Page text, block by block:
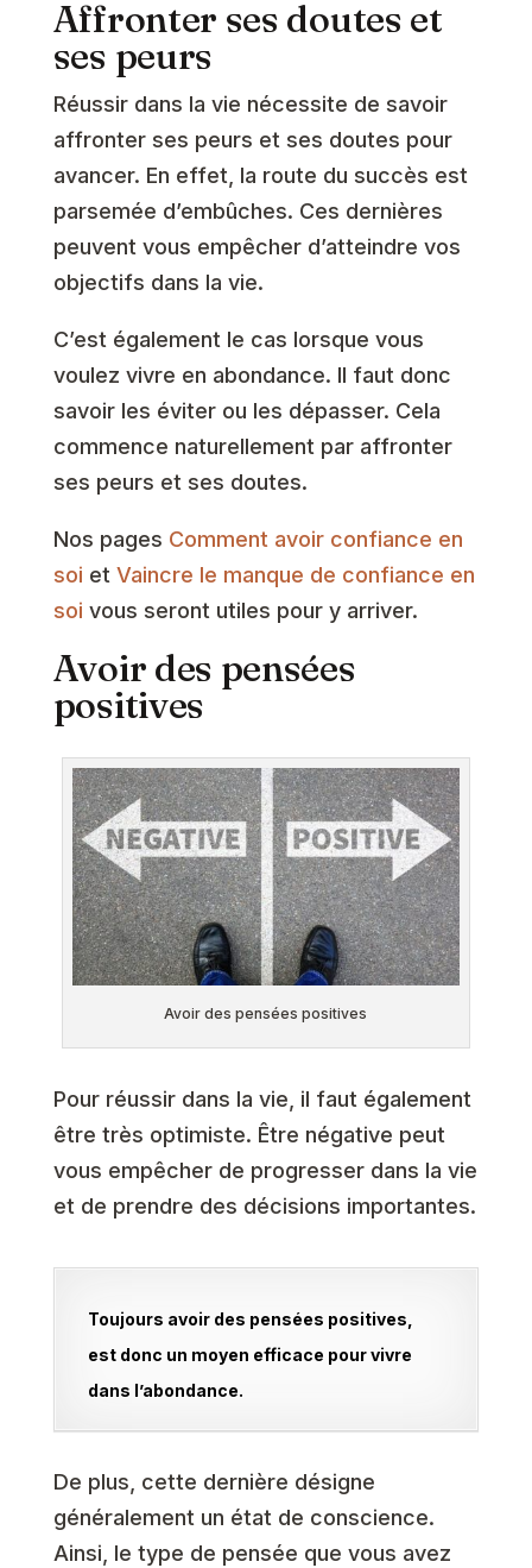
Affronter ses doutes et
ses peurs
Réussir dans la vie nécessite de savoir
affronter ses peurs et ses doutes pour
avancer. En effet, la route du succès est
parsemée d’embûches. Ces dernières
peuvent vous empêcher d’atteindre vos
objectifs dans la vie.
C’est également le cas lorsque vous
voulez vivre en abondance. Il faut donc
savoir les éviter ou les dépasser. Cela
commence naturellement par affronter
ses peurs et ses doutes.
Nos pages Comment avoir confiance en
soi et Vaincre le manque de confiance en
soi vous seront utiles pour y arriver.
Avoir des pensées
positives
Avoir des pensées positives
Pour réussir dans la vie, il faut également
être très optimiste. Être négative peut
vous empêcher de progresser dans la vie
et de prendre des décisions importantes.
Toujours avoir des pensées positives,
est donc un moyen efficace pour vivre
dans l’abondance.
De plus, cette dernière désigne
généralement un état de conscience.
Ainsi, le type de pensée que vous avez